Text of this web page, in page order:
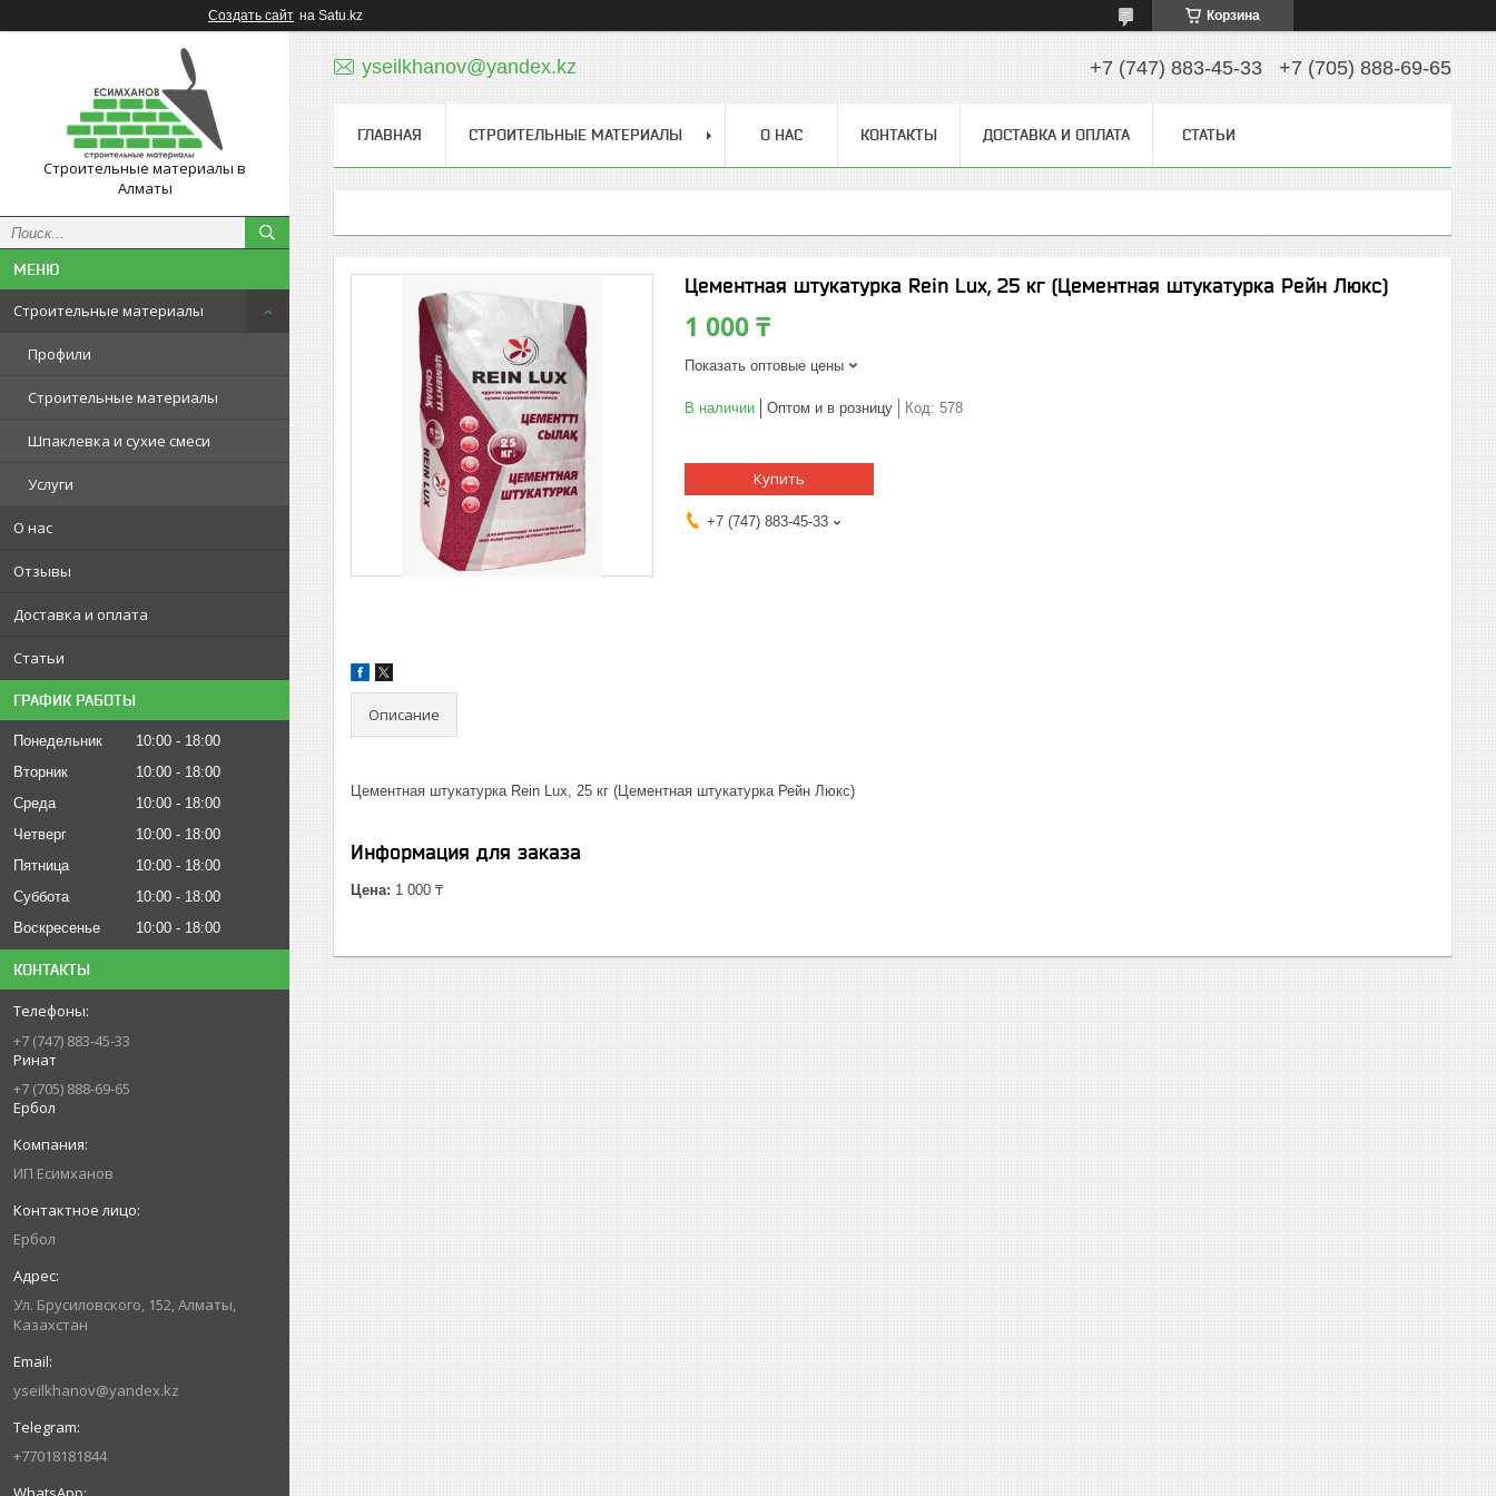
Создать сайт на Satu.kz Корзина
Строительные материалы в
Алматы
Строительные материалы
Профили
Строительные материалы
Шпаклевка и сухие смеси
Услуги
О нас
Отзывы
Доставка и оплата
Статьи
ГРАФИК РАБОТЫ
Понедельник 10:00
18:00
Вторник
10:00
18:00
Среда
10:00
18:00
Четверг
10:00
18:00
Пятница
10:00
18:00
Суббота
10:00
18:00
Воскресенье
10:00 18:00
КОНТАКТЫ
+7 (747) 883-45-33
Ринат
+7 (705) 888-69-65
Ербол
ИП Есимxанов
Ербол
Ул. Брусиловского, 152, Алматы,
Казахстан
yseilkhanov@yandex.kz
+77018181844
yseilkhanov@yandex.kz +7 (747) 883-45-33 +7 (705) 888-69-65
ГЛАВНАЯ СТРОИТЕЛЬНЫЕ МАТЕРИАЛЫ О НАС КОНТАКТЫ ДОСТАВКА И ОПЛАТА СТАТЬИ
Цементная штукатурка Rein Lux, 25 кг (Цементная штукатурка Рейн Люкс)
1 000 ₸
Показать оптовые цены
В наличии Оптом и в розницу Код: 578
Купить
+7 (747) 883-45-33
Описание
Цементная штукатурка Rein Lux, 25 кг (Цементная штукатурка Рейн Люкс)
Информация для заказа
Цена: 1 000 ₸